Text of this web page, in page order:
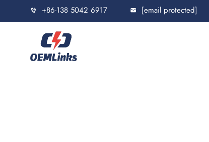
+86-138 5042 6917 [email protected]